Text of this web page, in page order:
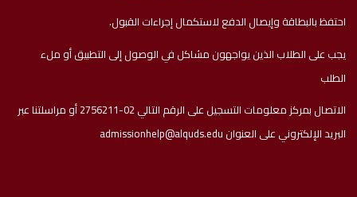
احتفظ بالبطاقة وإيصال الدفع لاستكمال إجراءات القبول.
يجب على الطلاب الذين يواجهون مشاكل في الوصول إلى التطبيق أو ملء
الطلب
الاتصال بمركز معلومات التسجيل على الرقم التالي 02-2756211 أو مراسلتنا عبر
البريد الإلكتروني على العنوان admissionhelp@alquds.edu